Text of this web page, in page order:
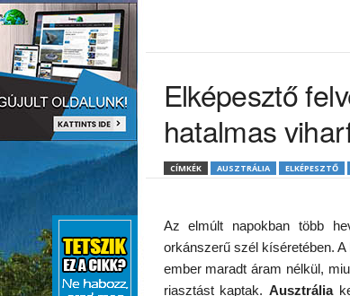
Elképesztő
hatalmas
CÍMKÉK AUSZTRÁLIA ELKÉPESZTŐ
Az elmúlt napokban több
orkánszerű szél kíséretében. A
ember maradt áram nélkül,
riasztást kaptak. Ausztrália